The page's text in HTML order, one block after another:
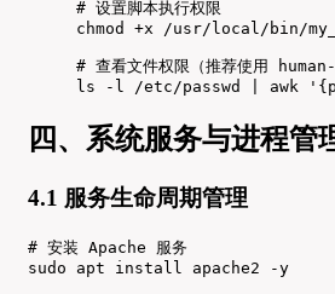
# 设置脚本执行权限
chmod +x /usr/local/bin/
# 查看文件权限（推荐使用
ls -l /etc/passwd | awk
四、系统服务与进程管
4.1 服务生命周期管理
# 安装 Apache 服务
sudo apt install apache2 -y